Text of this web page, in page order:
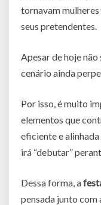
tornavam
seus pretendentes.
Apesar de hoje não
cenário ainda
Por isso, é muito
elementos que
eficiente e
irá “debutar”
Dessa forma, a
pensada junto com